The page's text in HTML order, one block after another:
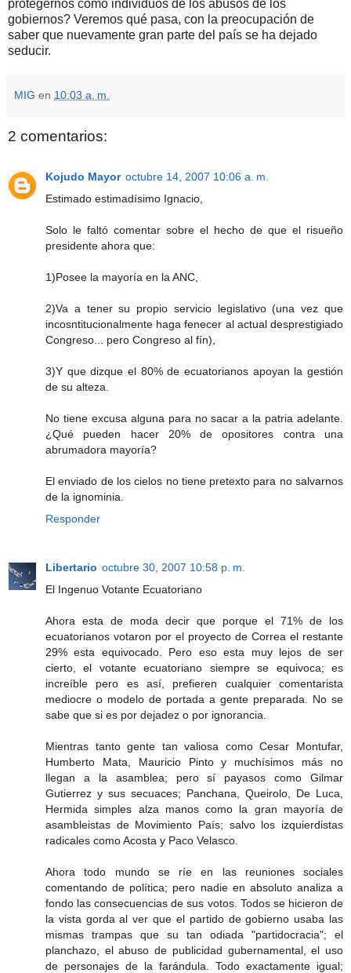
protegernos como individuos de los abusos de los
gobiernos? Veremos qué pasa, con la preocupación de
saber que nuevamente gran parte del país se ha dejado
seducir.
MIG en 10:03 a. m.
2 comentarios:
Kojudo Mayor octubre 14, 2007 10:06 a. m.
Estimado estimadísimo Ignacio,
Solo le faltó comentar sobre el hecho de que el risueño
presidente ahora que:
1)Posee la mayoría en la ANC,
2)Va a tener su propio servicio legislativo (una vez que
incosntitucionalmente haga fenecer al actual desprestigiado
Congreso... pero Congreso al fín),
3)Y que dizque el 80% de ecuatorianos apoyan la gestión
de su alteza.
No tiene excusa alguna para no sacar a la patria adelante.
¿Qué pueden hacer 20% de opositores contra una
abrumadora mayoría?
El enviado de los cielos no tiene pretexto para no salvarnos
de la ignominia.
Responder
Libertario octubre 30, 2007 10:58 p. m.
El Ingenuo Votante Ecuatoriano
Ahora esta de moda decir que porque el 71% de los
ecuatorianos votaron por el proyecto de Correa el restante
29% esta equivocado. Pero eso esta muy lejos de ser
cierto, el votante ecuatoriano siempre se equivoca; es
increíble pero es así, prefieren cualquier comentarista
mediocre o modelo de portada a gente preparada. No se
sabe que si es por dejadez o por ignorancia.
Mientras tanto gente tan valiosa como Cesar Montufar,
Humberto Mata, Mauricio Pinto y muchísimos más no
llegan a la asamblea; pero sí payasos como Gilmar
Gutierrez y sus secuaces; Panchana, Queirolo, De Luca,
Hermida simples alza manos como la gran mayoría de
asambleistas de Movimiento País; salvo los izquierdistas
radicales como Acosta y Paco Velasco.
Ahora todo mundo se ríe en las reuniones sociales
comentando de política; pero nadie en absoluto analiza a
fondo las consecuencias de sus votos. Todos se hicieron de
la vista gorda al ver que el partido de gobierno usaba las
mismas trampas que su tan odiada "partidocracia"; el
planchazo, el abuso de publicidad gubernamental, el uso
de personajes de la farándula. Todo exactamente igual;